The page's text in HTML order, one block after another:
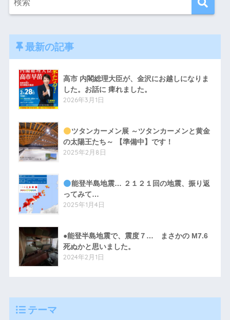
最新の記事
高市 内閣総理大臣が、金沢にお越しになりま
した。お話に 痺れました。
2026年3月1日
ツタンカーメン展 ～ツタンカーメンと黄金
の太陽王たち～ 【準備中】です！
2025年2月8日
能登半島地震… ２１２１回の地震、振り返
ってみて…
2025年1月4日
●能登半島地震で、震度７… まさかの M7.6
死ぬかと思いました。
2024年2月1日
テーマ